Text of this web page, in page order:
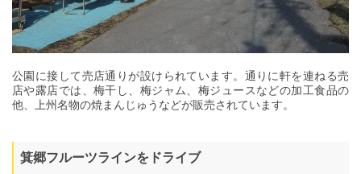
公園に接して売店通りが設けられています。通りに軒を連ねる売
店や露店では、梅干し、梅ジャム、梅ジュースなどの加工食品の
他、上州名物の焼まんじゅうなどが販売されています。
箕郷フルーツラインをドライブ